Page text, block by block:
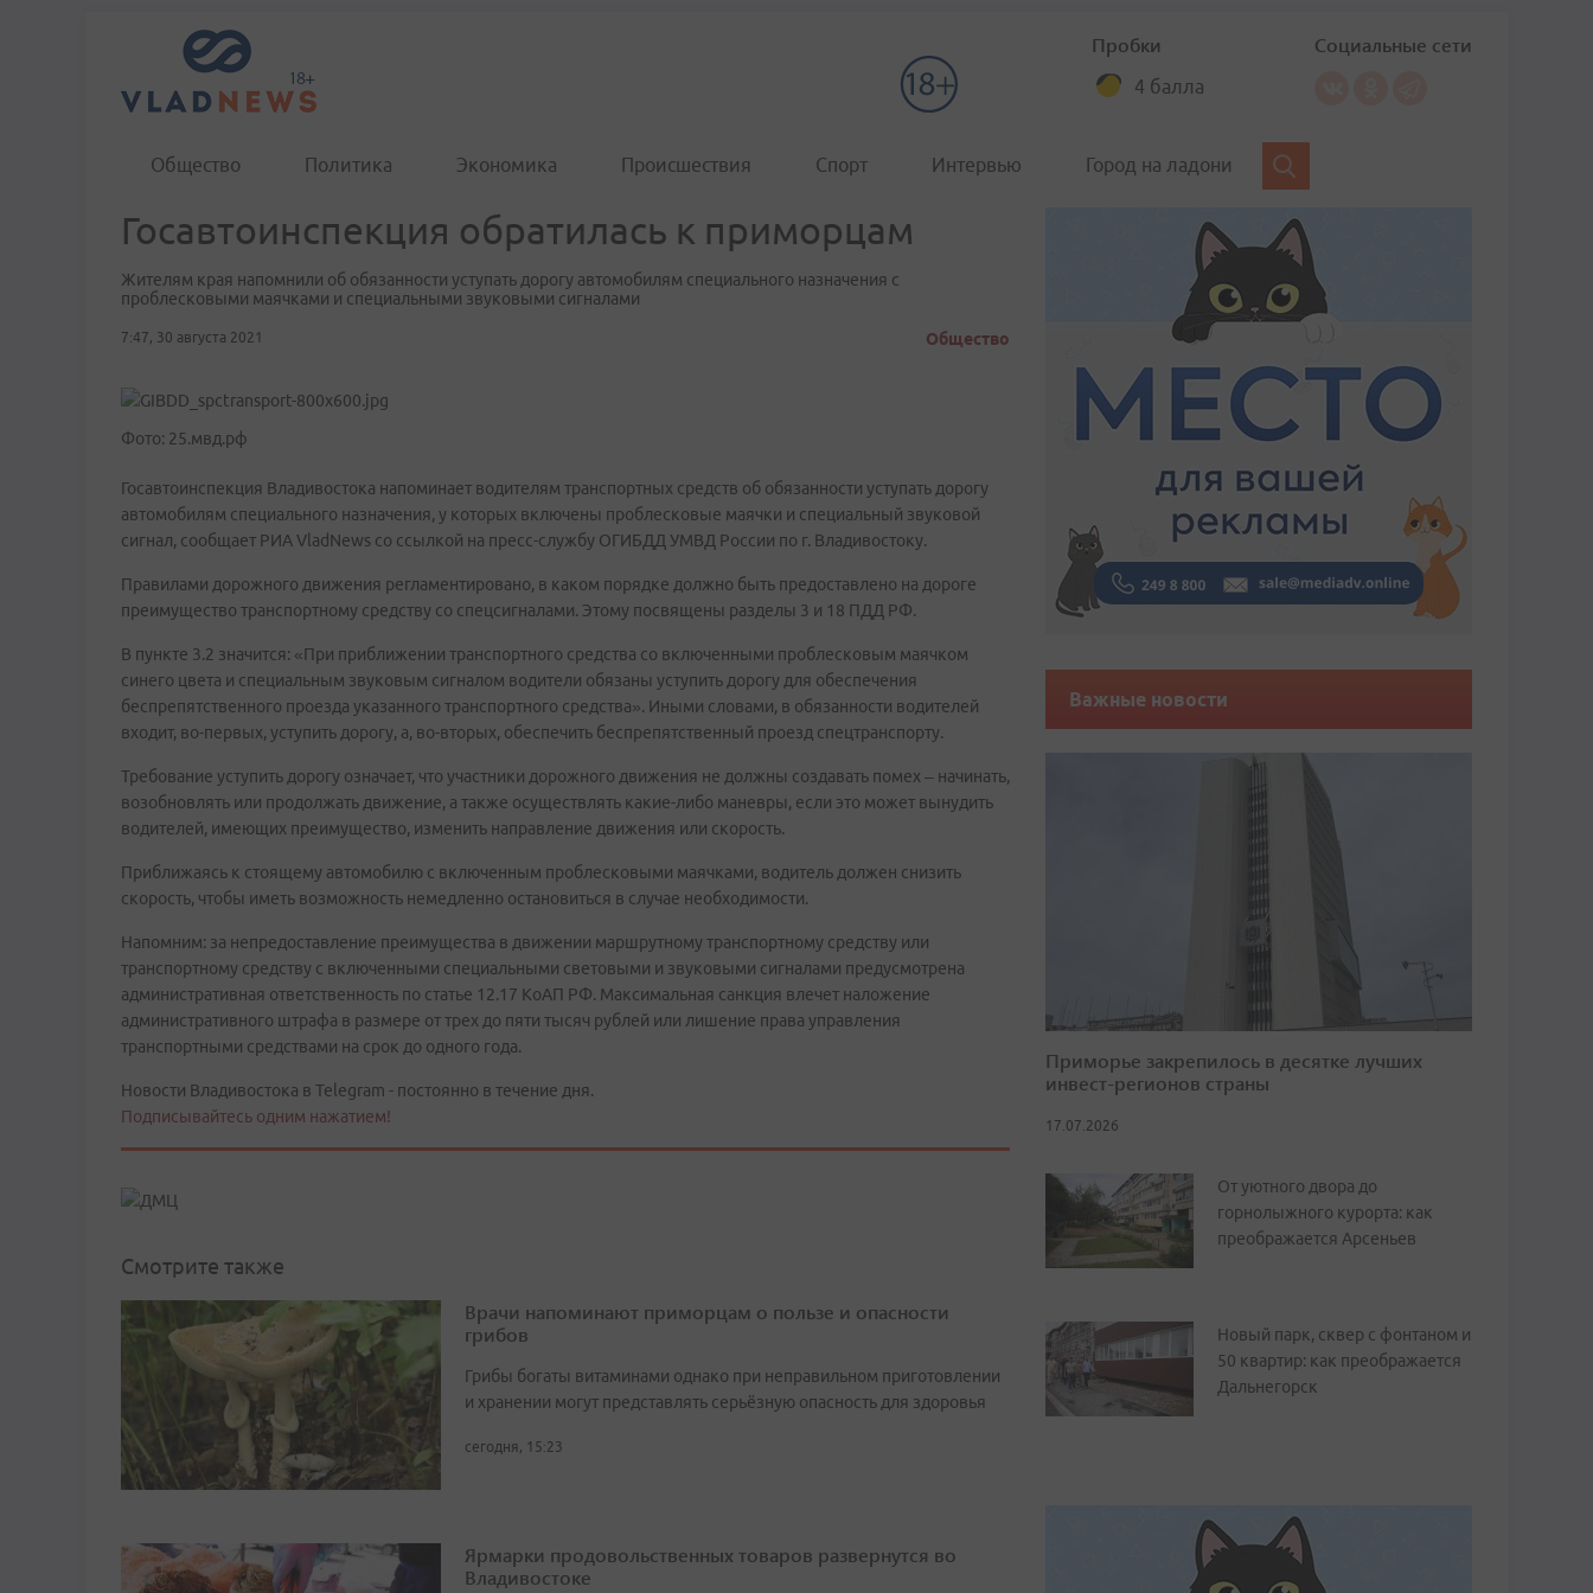
Пробки
4 балла
Социальные сети
Общество Политика Экономика Происшествия Спорт Интервью Город на ладони
Госавтоинспекция обратилась к приморцам
Жителям края напомнили об обязанности уступать дорогу автомобилям специального назначения с
проблесковыми маячками и специальными звуковыми сигналами
7:47, 30 августа 2021 Общество
Фото: 25.мвд.рф
Госавтоинспекция Владивостока напоминает водителям транспортных средств об обязанности уступать дорогу
автомобилям специального назначения, у которых включены проблесковые маячки и специальный звуковой
сигнал, сообщает РИА VladNews со ссылкой на пресс-службу ОГИБДД УМВД России по г. Владивостоку.
Правилами дорожного движения регламентировано, в каком порядке должно быть предоставлено на дороге
преимущество транспортному средству со спецсигналами. Этому посвящены разделы 3 и 18 ПДД РФ.
В пункте 3.2 значится: «При приближении транспортного средства со включенными проблесковым маячком
синего цвета и специальным звуковым сигналом водители обязаны уступить дорогу для обеспечения
беспрепятственного проезда указанного транспортного средства». Иными словами, в обязанности водителей
входит, во-первых, уступить дорогу, а, во-вторых, обеспечить беспрепятственный проезд спецтранспорту.
Требование уступить дорогу означает, что участники дорожного движения не должны создавать помех – начинать,
возобновлять или продолжать движение, а также осуществлять какие-либо маневры, если это может вынудить
водителей, имеющих преимущество, изменить направление движения или скорость.
Приближаясь к стоящему автомобилю с включенным проблесковыми маячками, водитель должен снизить
скорость, чтобы иметь возможность немедленно остановиться в случае необходимости.
Напомним: за непредоставление преимущества в движении маршрутному транспортному средству или
транспортному средству с включенными специальными световыми и звуковыми сигналами предусмотрена
административная ответственность по статье 12.17 КоАП РФ. Максимальная санкция влечет наложение
административного штрафа в размере от трех до пяти тысяч рублей или лишение права управления
транспортными средствами на срок до одного года.
Новости Владивостока в Telegram - постоянно в течение дня.
Подписывайтесь одним нажатием!
Смотрите также
Врачи напоминают приморцам о пользе и опасности
грибов
Грибы богаты витаминами однако при неправильном приготовлении
и хранении могут представлять серьёзную опасность для здоровья
сегодня, 15:23
Ярмарки продовольственных товаров развернутся во
Владивостоке
Важные новости
Приморье закрепилось в десятке лучших
инвест-регионов страны
17.07.2026
От уютного двора до
горнолыжного курорта: как
преображается Арсеньев
Новый парк, сквер с фонтаном и
50 квартир: как преображается
Дальнегорск